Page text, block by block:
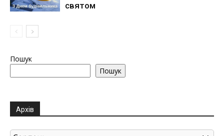
святом
Пошук
Пошук
Архів